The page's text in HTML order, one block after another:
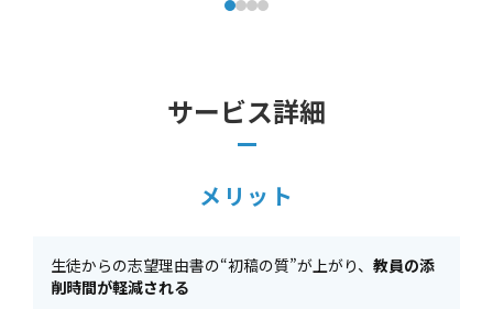
サービス詳細
メリット
生徒からの志望理由書の“初稿の質”が上がり、 教員の添
削時間が軽減される